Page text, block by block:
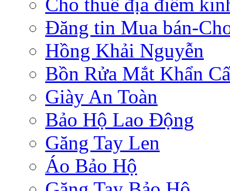
Đăng tin Mua bán-
Hồng Khải Nguyễn
Bồn Rửa Mắt Khẩn
Giày An Toàn
Bảo Hộ Lao Động
Găng Tay Len
Áo Bảo Hộ